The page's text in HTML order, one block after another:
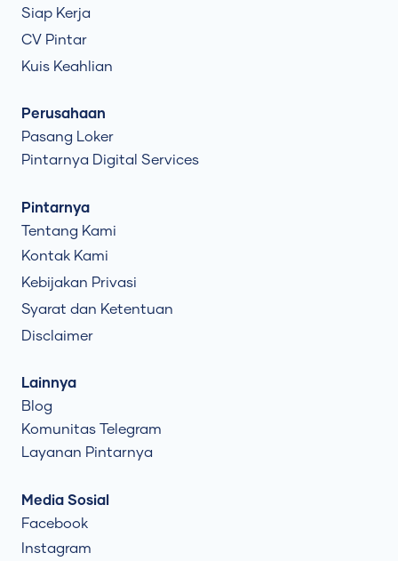
Siap Kerja
CV Pintar
Kuis Keahlian
Perusahaan
Pasang Loker
Pintarnya Digital Services
Pintarnya
Tentang Kami
Kontak Kami
Kebijakan Privasi
Syarat dan Ketentuan
Disclaimer
Lainnya
Blog
Komunitas Telegram
Layanan Pintarnya
Media Sosial
Facebook
Instagram